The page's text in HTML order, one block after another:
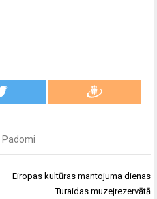
Padomi
Eiropas kultūras mantojuma dienas
Turaidas muzejrezervātā